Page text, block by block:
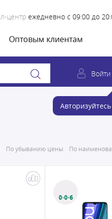
центр ежедневно с 09:00 до
Оптовым клиентам
Войти
По убыванию цены По
0·0·6